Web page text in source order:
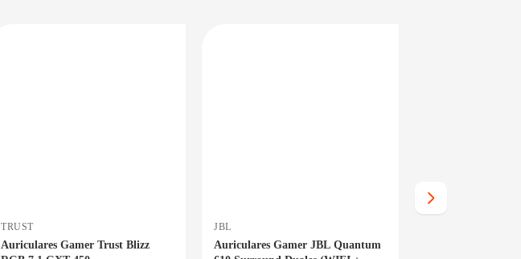
TRUST
Auriculares Gamer Trust Blizz
JBL
Auriculares Gamer JBL Quantum